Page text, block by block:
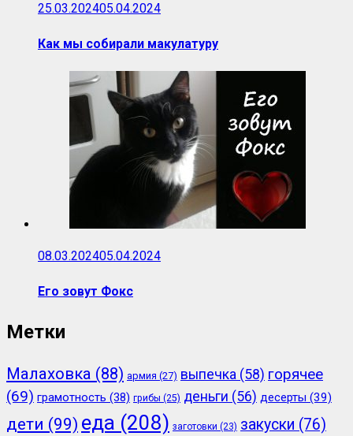
25.03.202405.04.2024
Как мы собирали макулатуру
08.03.202405.04.2024
Его зовут Фокс
Метки
Малаховка (88) армия (27) выпечка (58) горячее
(69) грамотность (38) грибы (25) деньги (56) десерты (39)
дети (99) еда (208) заготовки (23) закуски (76)